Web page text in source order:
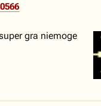
gra niemoge